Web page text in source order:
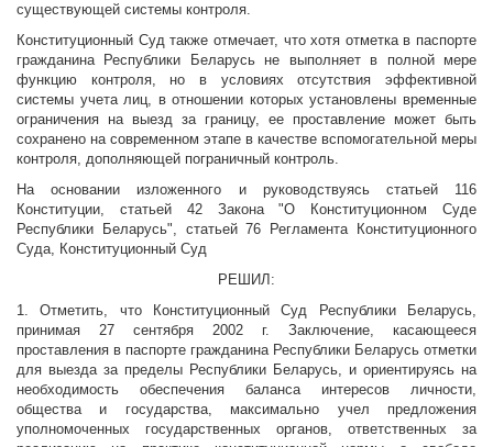
существующей системы контроля.
Конституционный Суд также отмечает, что хотя отметка в паспорте
гражданина Республики Беларусь не выполняет в полной мере
функцию контроля, но в условиях отсутствия эффективной
системы учета лиц, в отношении которых установлены временные
ограничения на выезд за границу, ее проставление может быть
сохранено на современном этапе в качестве вспомогательной меры
контроля, дополняющей пограничный контроль.
На основании изложенного и руководствуясь статьей 116
Конституции, статьей 42 Закона "О Конституционном Суде
Республики Беларусь", статьей 76 Регламента Конституционного
Суда, Конституционный Суд
РЕШИЛ:
1. Отметить, что Конституционный Суд Республики Беларусь,
принимая 27 сентября 2002 г. Заключение, касающееся
проставления в паспорте гражданина Республики Беларусь отметки
для выезда за пределы Республики Беларусь, и ориентируясь на
необходимость обеспечения баланса интересов личности,
общества и государства, максимально учел предложения
уполномоченных государственных органов, ответственных за